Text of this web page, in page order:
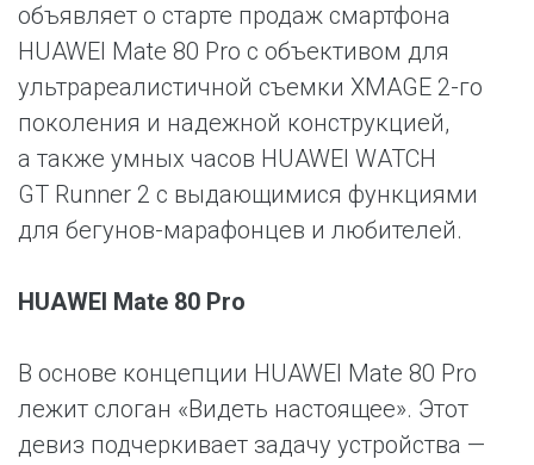
объявляет о старте продаж смартфона
HUAWEI Mate 80 Pro с объективом для
ультрареалистичной съемки XMAGE 2-го
поколения и надежной конструкцией,
а также умных часов HUAWEI WATCH
GT Runner 2 с выдающимися функциями
для бегунов-марафонцев и любителей.
HUAWEI Mate 80 Pro
В основе концепции HUAWEI Mate 80 Pro
лежит слоган «Видеть настоящее». Этот
девиз подчеркивает задачу устройства —